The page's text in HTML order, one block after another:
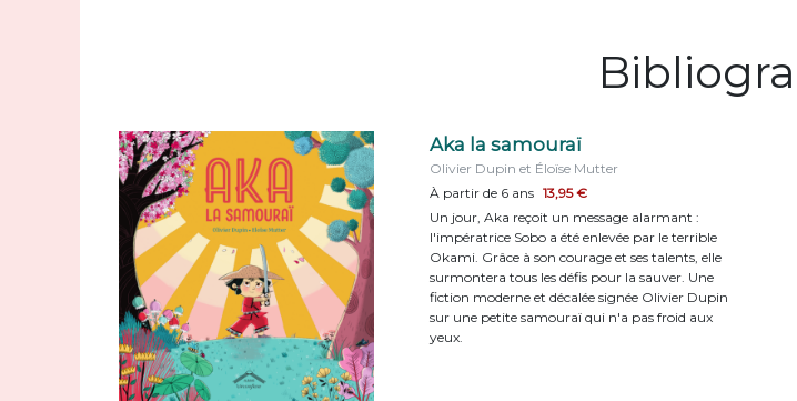
Aka la samouraï
Olivier Dupin et Éloïse Mutter
À partir de 6 ans 13,95 €
Un jour, Aka reçoit un message alarmant :
l'impératrice Sobo a été enlevée par le terrible
Okami. Grâce à son courage et ses talents, elle
surmontera tous les défis pour la sauver. Une
fiction moderne et décalée signée Olivier Dupin
sur une petite samouraï qui n'a pas froid aux
yeux.